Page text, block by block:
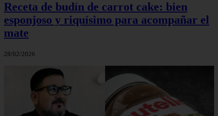
Receta de budín de carrot cake: bien
esponjoso y riquísimo para acompañar el
mate
28/02/2026